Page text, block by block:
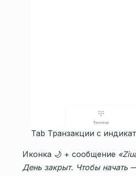
Tab Транзакции с
Иконка 🌙 + сообщение
День закрыт. Чтобы начать